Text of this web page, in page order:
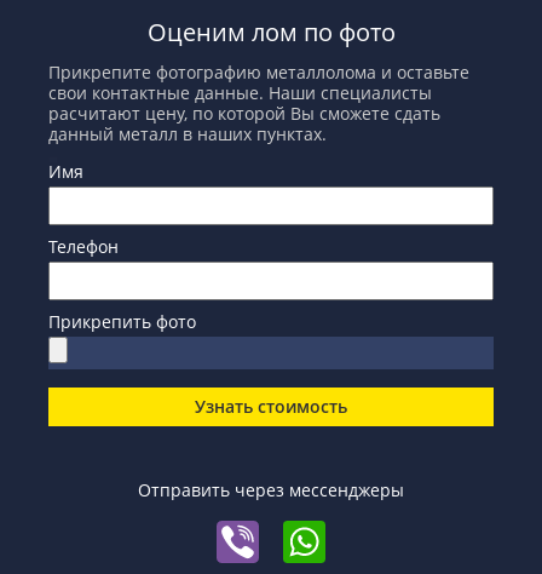
Оценим лом по фото
Прикрепите фотографию металлолома и оставьте
свои контактные данные. Наши специалисты
расчитают цену, по которой Вы сможете сдать
данный металл в наших пунктах.
Имя
Телефон
Прикрепить фото
Узнать стоимость
Отправить через мессенджеры